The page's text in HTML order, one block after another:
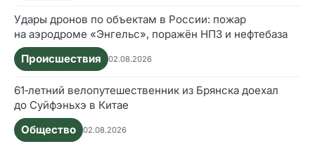
Удары дронов по объектам в России: пожар
на аэродроме «Энгельс», поражён НПЗ и нефтебаза
Происшествия
02.08.2026
61‑летний велопутешественник из Брянска доехал
до Суйфэньхэ в Китае
Общество
02.08.2026